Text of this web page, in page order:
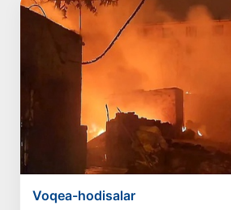
Voqea-hodisalar